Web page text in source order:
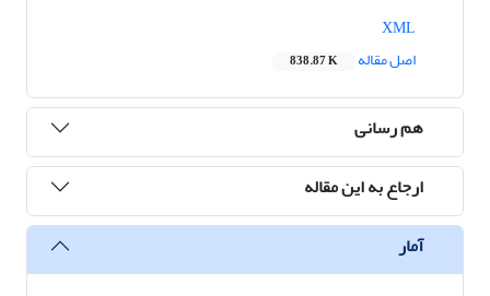
اصل مقاله
838.87 K
هم رسانی
ارجاع به این مقاله
آمار